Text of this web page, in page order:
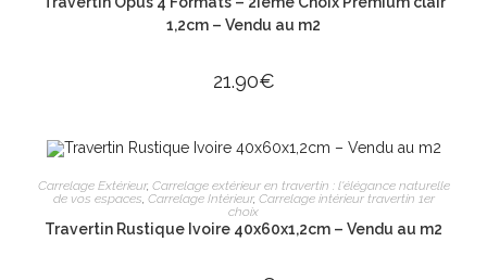
1,2cm – Vendu au m2
21.90€
AJOUTER AU PANIER
Carrelage Extérieur, Carrelage extérieur en travertin : l'élégance naturelle
de vos espaces, Carrelage Intérieur, Carrelage intérieur travertin 1er
choix
Travertin Rustique Ivoire 40x60x1,2cm – Vendu au m2